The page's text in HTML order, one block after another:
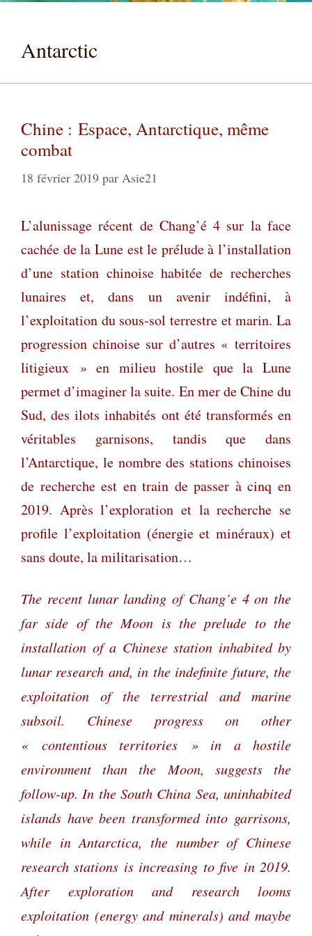
Antarctic
Chine : Espace, Antarctique, même
combat
18 février 2019 par Asie21
L’alunissage récent de Chang’é 4 sur la face
cachée de la Lune est le prélude à l’installation
d’une station chinoise habitée de recherches
lunaires et, dans un avenir indéfini, à
l’exploitation du sous-sol terrestre et marin. La
progression chinoise sur d’autres « territoires
litigieux » en milieu hostile que la Lune
permet d’imaginer la suite. En mer de Chine du
Sud, des ilots inhabités ont été transformés en
véritables garnisons, tandis que dans
l’Antarctique, le nombre des stations chinoises
de recherche est en train de passer à cinq en
2019. Après l’exploration et la recherche se
profile l’exploitation (énergie et minéraux) et
sans doute, la militarisation…
The recent lunar landing of Chang’e 4 on the
far side of the Moon is the prelude to the
installation of a Chinese station inhabited by
lunar research and, in the indefinite future, the
exploitation of the terrestrial and marine
subsoil. Chinese progress on other
« contentious territories » in a hostile
environment than the Moon, suggests the
follow-up. In the South China Sea, uninhabited
islands have been transformed into garrisons,
while in Antarctica, the number of Chinese
research stations is increasing to five in 2019.
After exploration and research looms
exploitation (energy and minerals) and maybe